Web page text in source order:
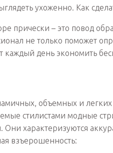
ухоженно. Как
прически – это повод
не только поможет
каждый день экономить
объемных и
стилистами модные
Они характеризуются
взъерошенность: